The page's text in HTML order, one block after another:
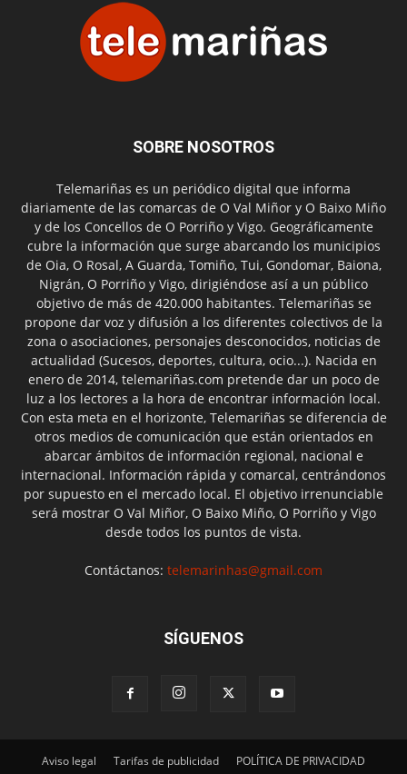
SOBRE NOSOTROS
Telemariñas es un periódico digital que informa
diariamente de las comarcas de O Val Miñor y O Baixo Miño
y de los Concellos de O Porriño y Vigo. Geográficamente
cubre la información que surge abarcando los municipios
de Oia, O Rosal, A Guarda, Tomiño, Tui, Gondomar, Baiona,
Nigrán, O Porriño y Vigo, dirigiéndose así a un público
objetivo de más de 420.000 habitantes. Telemariñas se
propone dar voz y difusión a los diferentes colectivos de la
zona o asociaciones, personajes desconocidos, noticias de
actualidad (Sucesos, deportes, cultura, ocio...). Nacida en
enero de 2014, telemariñas.com pretende dar un poco de
luz a los lectores a la hora de encontrar información local.
Con esta meta en el horizonte, Telemariñas se diferencia de
otros medios de comunicación que están orientados en
abarcar ámbitos de información regional, nacional e
internacional. Información rápida y comarcal, centrándonos
por supuesto en el mercado local. El objetivo irrenunciable
será mostrar O Val Miñor, O Baixo Miño, O Porriño y Vigo
desde todos los puntos de vista.
Contáctanos: telemarinhas@gmail.com
SÍGUENOS
Aviso legal Tarifas de publicidad POLÍTICA DE PRIVACIDAD